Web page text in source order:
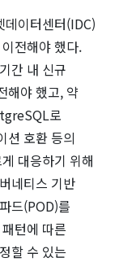
이터센터(IDC)
전해야 했다.
간 내 신규
해야 했고, 약
로
션 호환 등의
대응하기 위해
네티스 기반
드(POD)를
턴에 따른
할 수 있는